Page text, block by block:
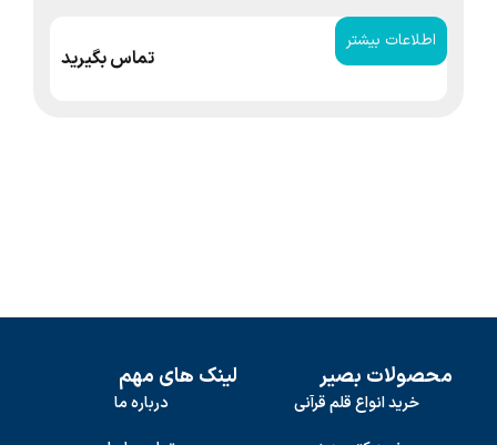
اطلاعات بیشتر
تماس بگیرید
محصولات بصیر
خرید انواع قلم قرآنی
لینک های مهم
درباره ما